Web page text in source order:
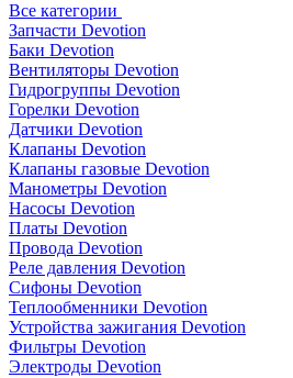
Все категории
Запчасти Devotion
Баки Devotion
Вентиляторы Devotion
Гидрогруппы Devotion
Горелки Devotion
Датчики Devotion
Клапаны Devotion
Клапаны газовые Devotion
Манометры Devotion
Насосы Devotion
Платы Devotion
Провода Devotion
Реле давления Devotion
Сифоны Devotion
Теплообменники Devotion
Устройства зажигания Devotion
Фильтры Devotion
Электроды Devotion